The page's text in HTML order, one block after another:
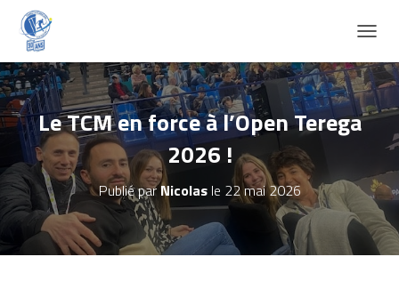
É
P
L
I
A
N
A
V
Le TCM en force à l’Open Terega
2026 !
Publié parNicolasle 22 mai 2026